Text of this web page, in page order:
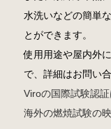
水洗いなどの簡単
とができます。
使用用途や屋内外
で、詳細はお問い
Viroの国際試験認
海外の燃焼試験の